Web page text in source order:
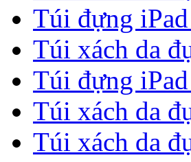
Túi đựng
Túi xách da
Túi đựng
Túi xách da
Túi xách da